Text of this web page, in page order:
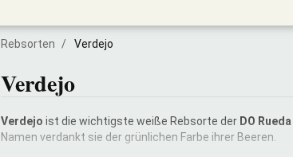
Rebsorten / Verdejo
Verdejo
Verdejo ist die wichtigste weiße Rebsorte der DO Rueda
Namen verdankt sie der grünlichen Farbe ihrer Beeren.